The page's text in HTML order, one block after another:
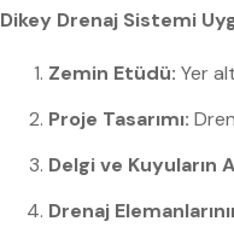
Dikey Drenaj Sistemi
Zemin Etüdü: Yer
Proje Tasarımı:
Delgi ve Kuyuların
Drenaj